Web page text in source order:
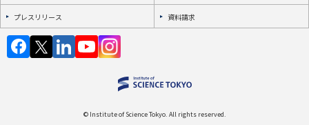
プレスリリース 資料請求
© Institute of Science Tokyo. All rights reserved.